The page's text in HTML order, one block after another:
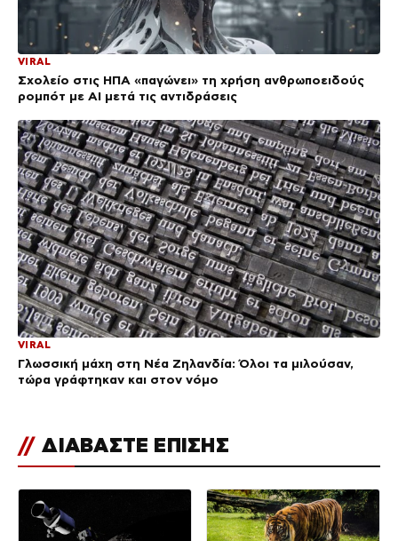
VIRAL
Σχολείο στις ΗΠΑ «παγώνει» τη χρήση ανθρωποειδούς
ρομπότ με AI μετά τις αντιδράσεις
VIRAL
Γλωσσική μάχη στη Νέα Ζηλανδία: Όλοι τα μιλούσαν,
τώρα γράφτηκαν και στον νόμο
// ΔΙΑΒΑΣΤΕ ΕΠΙΣΗΣ